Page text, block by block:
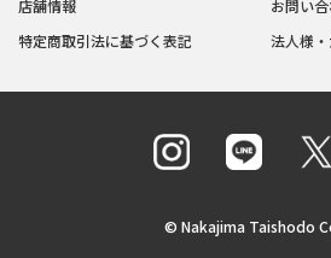
店舗情報
特定商取引法に基づく表記
お問い
法人様
© Nakajima Taishodo